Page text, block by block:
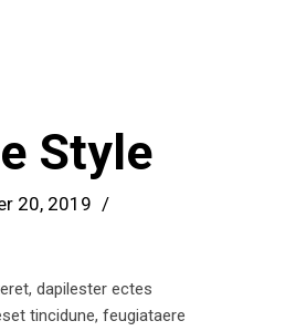
Style
20, 2019
dapilester ectes
tincidune, feugiataere